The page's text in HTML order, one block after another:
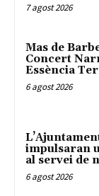
7 agost 2026
Mas de
Concert
Essència
6 agost 2026
impulsaran
al servei de
6 agost 2026